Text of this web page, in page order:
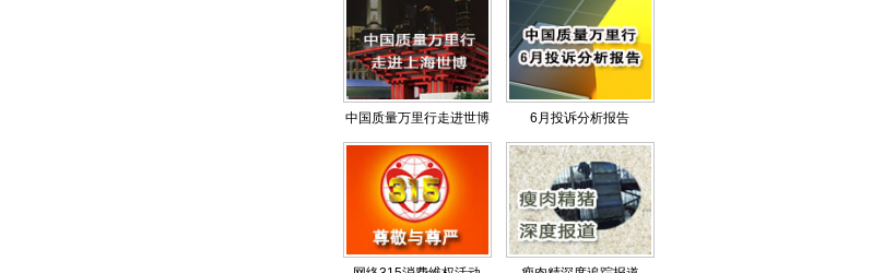
中国质量万里行走进世博 6月投诉分析报告